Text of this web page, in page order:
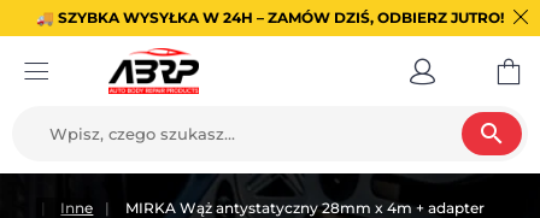
🚚 SZYBKA WYSYŁKA W 24H – ZAMÓW DZIŚ, ODBIERZ JUTRO!
search
Inne MIRKA Wąż antystatyczny 28mm x 4m + adapter